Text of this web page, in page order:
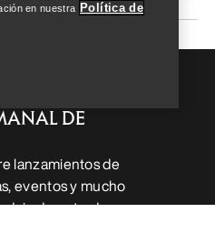
DE
lanzamientos de
eventos y mucho
de entrada.
en nuestra Política de